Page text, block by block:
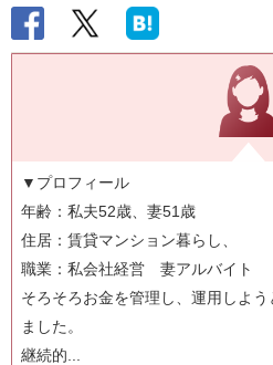
▼プロフィール
年齢：私夫52歳、妻51歳
住居：賃貸マンション暮らし、
職業：私会社経営 妻アルバイト
そろそろお金を管理し、運用しよ
ました。
継続的...